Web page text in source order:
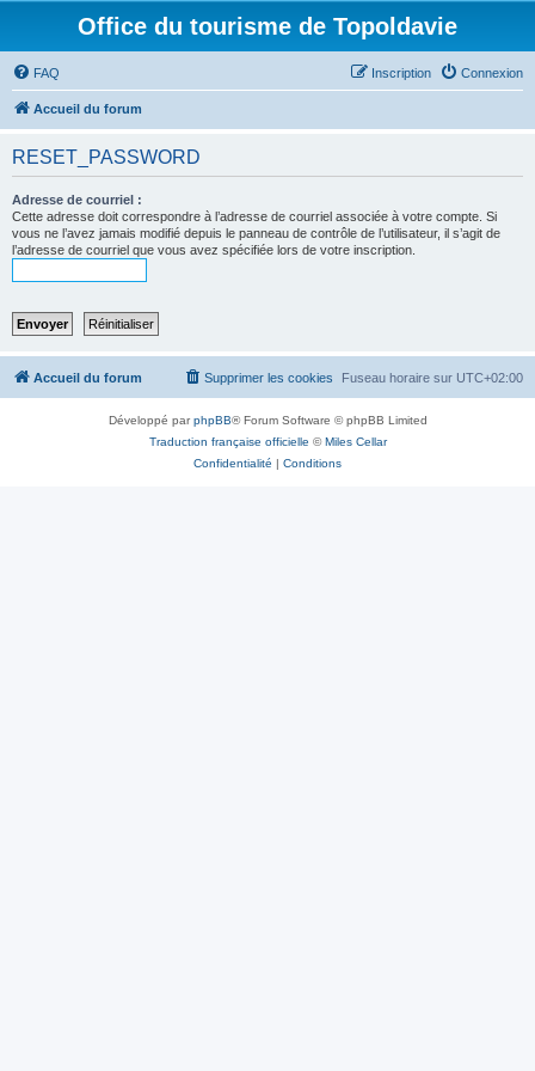
Office du tourisme de Topoldavie
FAQ Connexion
Inscription
Accueil du forum
RESET_PASSWORD
Adresse de courriel :
Cette adresse doit correspondre à l’adresse de courriel associée à votre compte. Si
vous ne l’avez jamais modifié depuis le panneau de contrôle de l’utilisateur, il s’agit de
l’adresse de courriel que vous avez spécifiée lors de votre inscription.
Accueil du forum Fuseau horaire sur UTC+02:00
Supprimer les cookies
Développé parphpBB® Forum Software © phpBB Limited
Traduction française officielle ©Miles Cellar
Confidentialité | Conditions